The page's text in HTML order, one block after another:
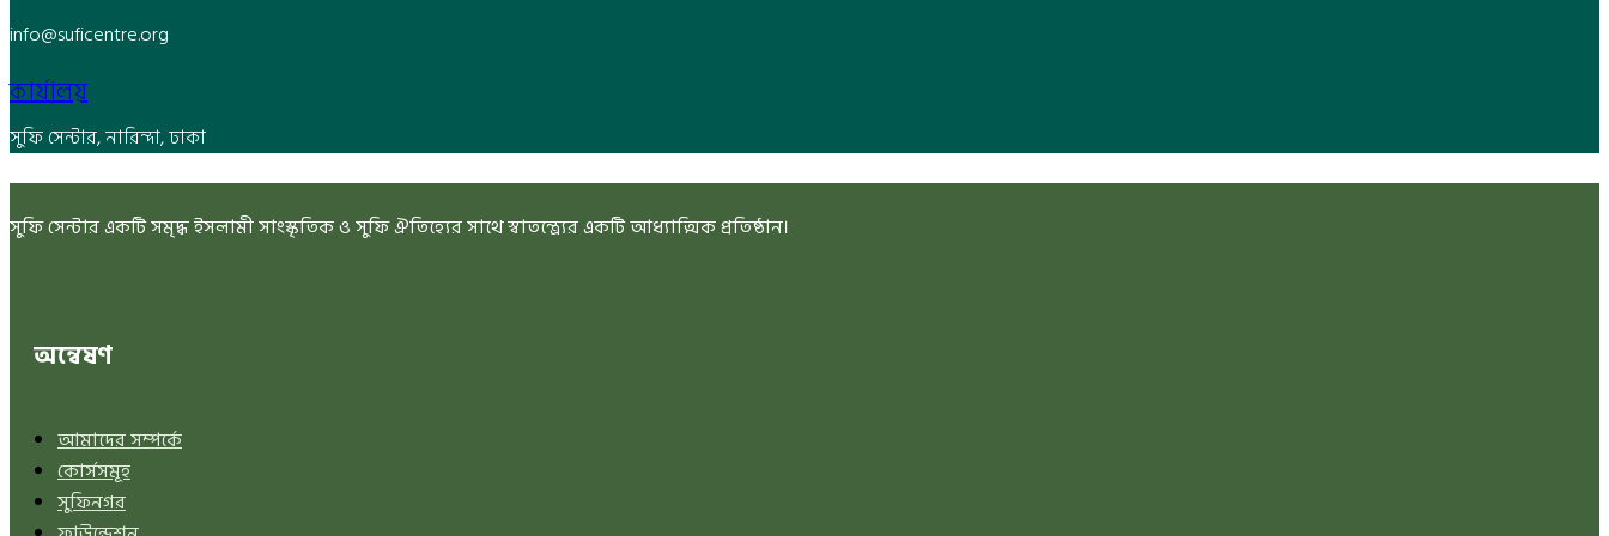
info@suficentre.org
কার্যালয়
সুফি সেন্টার, নারিন্দা, ঢাকা
সুফি সেন্টার একটি সমৃদ্ধ ইসলামী সাংস্কৃতিক ও সুফি ঐতিহ্যের সাথে স্বাতন্ত্র্যের একটি আধ্যাত্মিক প্রতিষ্ঠান।
অন্বেষণ
আমাদের সম্পর্কে
কোর্সসমূহ
সুফিনগর